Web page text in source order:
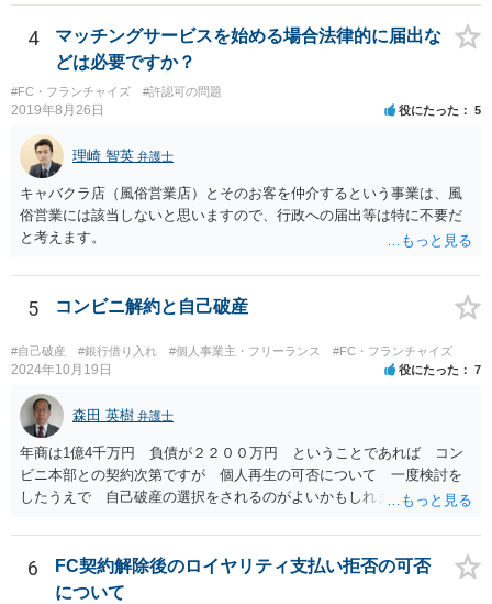
4
マッチングサービスを始める場合法律的に届出な
どは必要ですか？
#FC・フランチャイズ #許認可の問題
2019年8月26日 役にたった 5
理崎 智英 弁護士
キャバクラ店（風俗営業店）とそのお客を仲介するという事業は、風
俗営業には該当しないと思いますので、行政への届出等は特に不要だ
と考えます。
5 コンビニ解約と自己破産
#自己破産 #銀行借り入れ #個人事業主・フリーランス #FC・フランチャイズ
2024年10月19日 役にたった 7
森田 英樹 弁護士
年商は1億4千万円 負債が２２００万円 ということであれば コン
ビニ本部との契約次第ですが 個人再生の可否について 一度検討を
したうえで 自己破産の選択をされるのがよいかもしれません。 ネッ
ば 対応が可能な案件だと存じます。 早急に 弁護士に相談されるの
が良いケースです。
6
FC契約解除後のロイヤリティ支払い拒否の可否
について